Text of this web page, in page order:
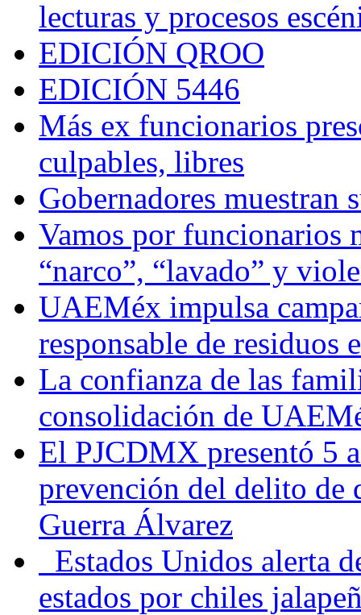
lecturas y procesos
EDICIÓN QROO
EDICIÓN 5446
Más ex funcionarios
culpables, libres
Gobernadores muestran
Vamos por funcionarios
“narco”, “lavado” y
UAEMéx impulsa
responsable de residuos
La confianza de las
consolidación de
El PJCDMX presentó 5
prevención del delito de
Guerra Álvarez
Estados Unidos alerta
estados por chiles